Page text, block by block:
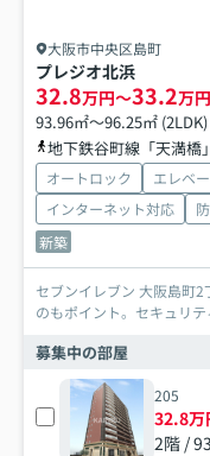
大阪市中央区島町
プレジオ北浜
32.8万円～33.2万円
93.96㎡～96.25㎡
地下鉄谷町線「天満橋
オートロック エレベ
インターネット対応
新築
セブンイレブン 大阪島町
のもポイント。セキュリ
募集中の部屋
205
32.8万
2階 /